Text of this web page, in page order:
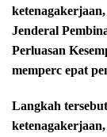
Jenderal
Perluasan
memperc epat
Langkah